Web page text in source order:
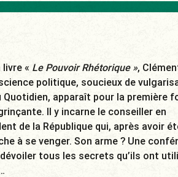
« Le Pouvoir Rhétorique »,
politique, soucieux de
Quotidien, apparaît pour la première
Il y incarne le conseiller en
de la République qui, après avoir
à se venger. Son arme ? Une
tous les secrets qu’ils ont